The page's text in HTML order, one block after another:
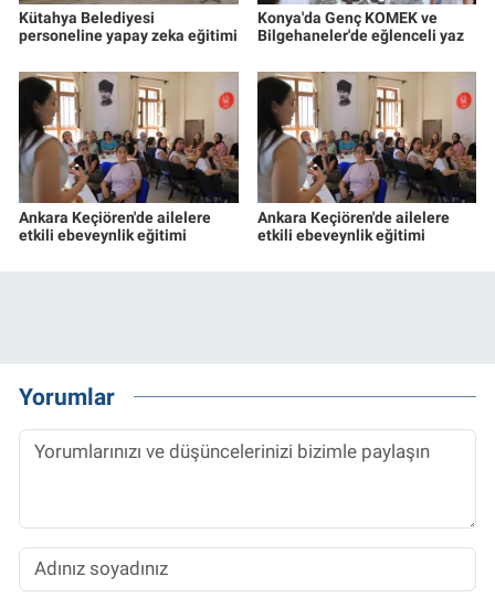
Kütahya Belediyesi
personeline yapay zeka eğitimi
Konya'da Genç KOMEK ve
Bilgehaneler'de eğlenceli yaz
Ankara Keçiören'de ailelere
etkili ebeveynlik eğitimi
Ankara Keçiören'de ailelere
etkili ebeveynlik eğitimi
Yorumlar